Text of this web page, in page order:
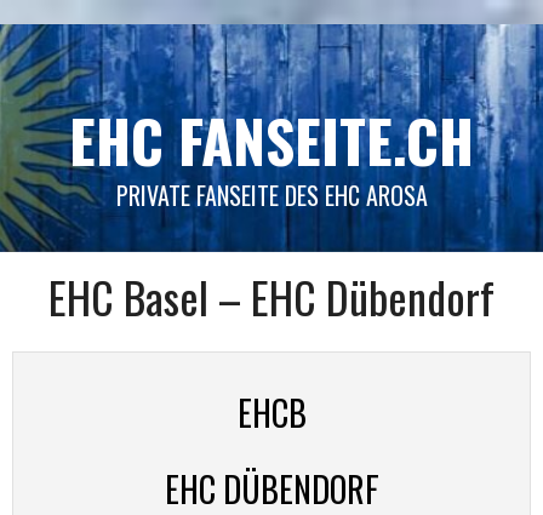
zum
Inhalt
EHC FANSEITE.CH
PRIVATE FANSEITE DES EHC AROSA
EHC Basel – EHC Dübendorf
EHCB
EHC DÜBENDORF